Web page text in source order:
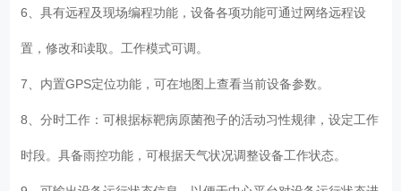
6、具有远程及现场编程功能，设备各项功能可通过网络远程设
置，修改和读取。工作模式可调。
7、内置GPS定位功能，可在地图上查看当前设备参数。
8、分时工作：可根据标靶病原菌孢子的活动习性规律，设定工作
时段。具备雨控功能，可根据天气状况调整设备工作状态。